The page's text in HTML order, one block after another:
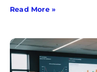
Read More »